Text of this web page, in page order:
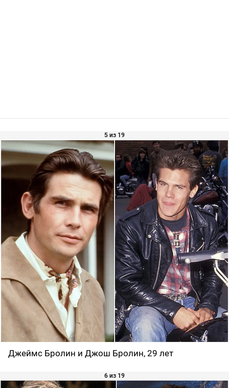
5 из 19
Джеймс Бролин и Джош Бролин, 29 лет
6 из 19